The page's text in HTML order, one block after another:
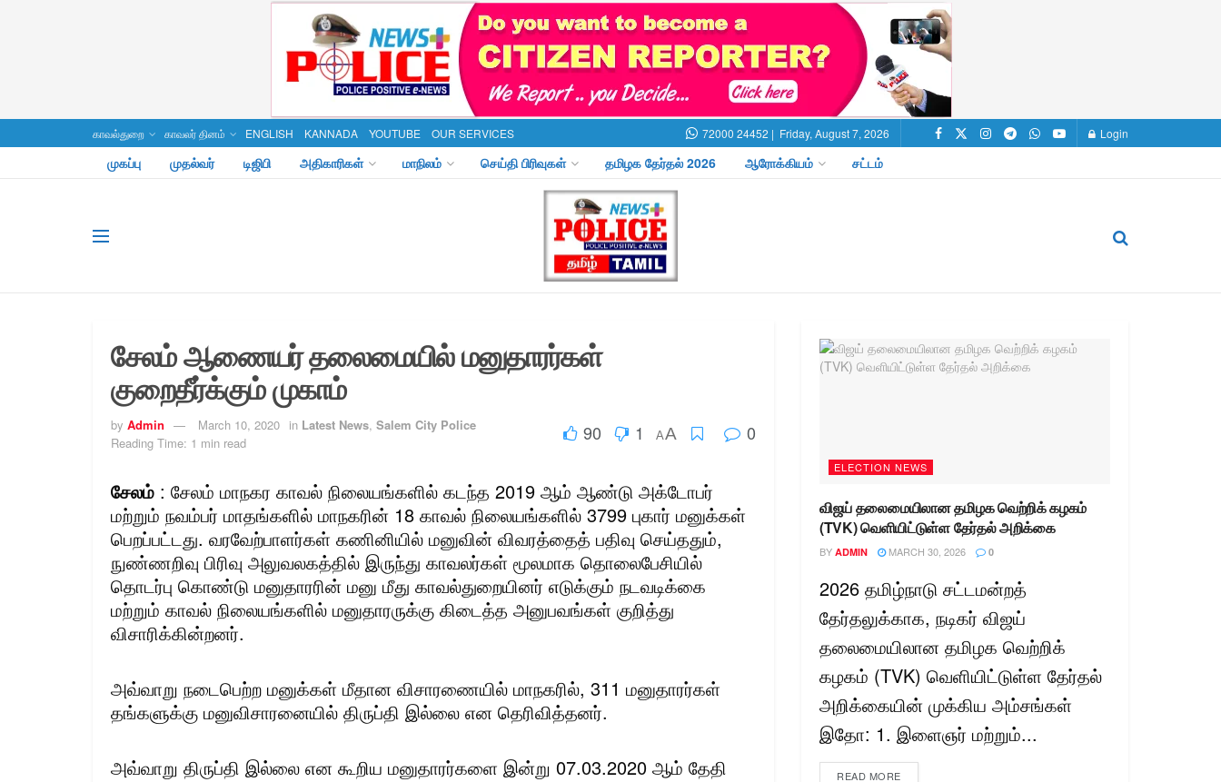
காவல்துறை காவலர் தினம் ENGLISH KANNADA YOUTUBE OUR SERVICES 72000 24452 | Friday, August 7, 2026 Login
முகப்பு முதல்வர் டிஜிபி அதிகாரிகள் மாநிலம் செய்தி பிரிவுகள் தமிழக தேர்தல் 2026 ஆரோக்கியம் சட்டம்
சேலம் ஆணையர் தலைமையில் மனுதாரர்கள்
குறைதீர்க்கும் முகாம்
by Admin March 10, 2020 in Latest News, Salem City Police
Reading Time: 1 min read
90 1 AA 0
சேலம் : சேலம் மாநகர காவல் நிலையங்களில் கடந்த 2019 ஆம் ஆண்டு அக்டோபர்
மற்றும் நவம்பர் மாதங்களில் மாநகரின் 18 காவல் நிலையங்களில் 3799 புகார் மனுக்கள்
பெறப்பட்டது. வரவேற்பாளர்கள் கணினியில் மனுவின் விவரத்தைத் பதிவு செய்ததும்,
நுண்ணறிவு பிரிவு அலுவலகத்தில் இருந்து காவலர்கள் மூலமாக தொலைபேசியில்
தொடர்பு கொண்டு மனுதாரரின் மனு மீது காவல்துறையினர் எடுக்கும் நடவடிக்கை
மற்றும் காவல் நிலையங்களில் மனுதாரருக்கு கிடைத்த அனுபவங்கள் குறித்து
விசாரிக்கின்றனர்.
அவ்வாறு நடைபெற்ற மனுக்கள் மீதான விசாரணையில் மாநகரில், 311 மனுதாரர்கள்
தங்களுக்கு மனுவிசாரனையில் திருப்தி இல்லை என தெரிவித்தனர்.
அவ்வாறு திருப்தி இல்லை என கூறிய மனுதாரர்களை இன்று 07.03.2020 ஆம் தேதி
ELECTION NEWS
விஜய் தலைமையிலான தமிழக வெற்றிக் கழகம்
(TVK) வெளியிட்டுள்ள தேர்தல் அறிக்கை
BY ADMIN MARCH 30, 2026 0
2026 தமிழ்நாடு சட்டமன்றத்
தேர்தலுக்காக, நடிகர் விஜய்
தலைமையிலான தமிழக வெற்றிக்
கழகம் (TVK) வெளியிட்டுள்ள தேர்தல்
அறிக்கையின் முக்கிய அம்சங்கள்
இதோ: 1. இளைஞர் மற்றும்...
READ MORE